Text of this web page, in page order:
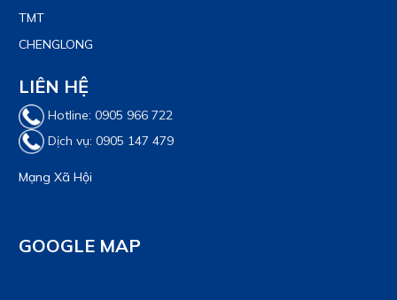
TMT
CHENGLONG
LIÊN HỆ
Hotline: 0905 966 722
Dịch vụ: 0905 147 479
Mạng Xã Hội
GOOGLE MAP